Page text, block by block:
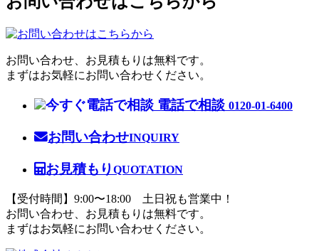
お問い合わせ、お見積もりは無料です。
まずはお気軽にお問い合わせください。
電話で相談 0120-01-6400
お問い合わせINQUIRY
お見積もり QUOTATION
【受付時間】9:00〜18:00 土日祝も営業中！
お問い合わせ、お見積もりは無料です。
まずはお気軽にお問い合わせください。